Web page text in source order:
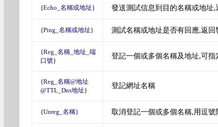
{Echo_名稱或地址} 發送測試信息到目的名稱或地址
{Ping_名稱或地址} 測試名稱或地址是否有回應,返回
{Reg_名稱_地址_端
口號}
登記一個或多個名稱及地址,可
{Reg_名稱@地址
@TTL_Dns地址}
登記網址名稱
{Unreg_名稱} 取消登記一個或多個名稱,用逗號